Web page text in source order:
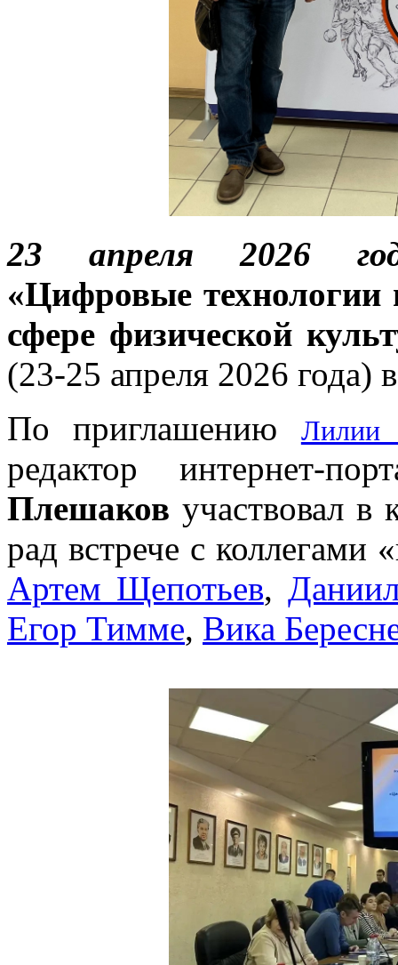
23 апреля 2026
«Цифровые технологии
сфере физической
(23-25 апреля 2026
По приглашению
Лилии
редактор интернет-
Плешаков участвовал в
рад встрече с
Артем Щепотьев,
Егор Тимме, Вика